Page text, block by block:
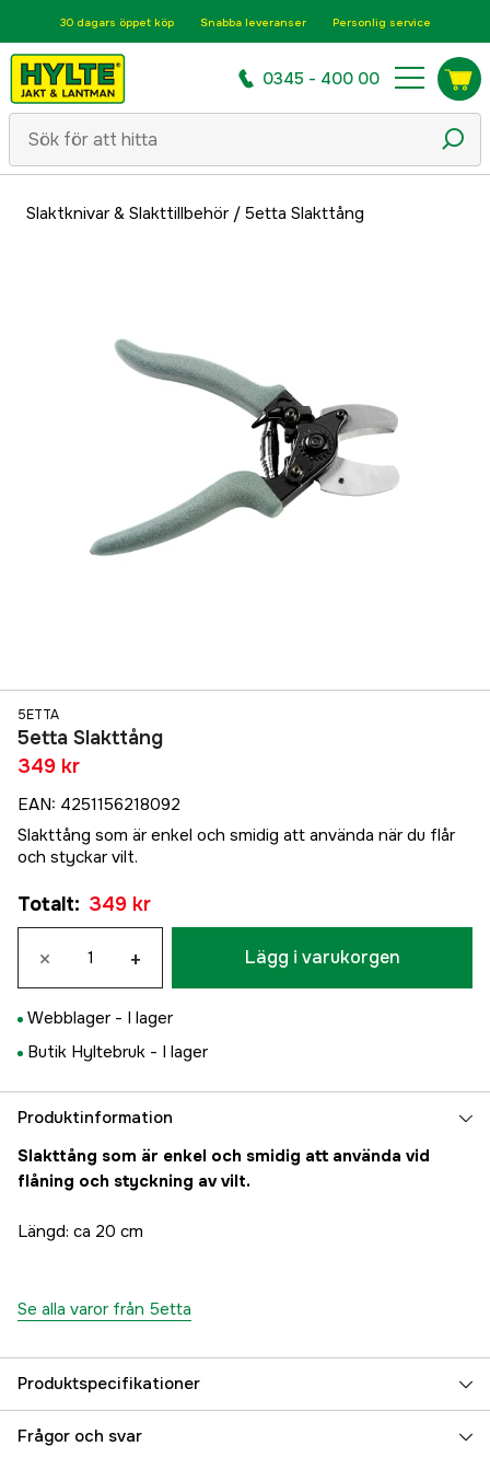
30 dagars öppet köp Snabba leveranser Personlig service
0345 - 400 00
Slaktknivar & Slakttillbehör/ 5etta Slakttång
5ETTA
5etta Slakttång
349 kr
EAN: 4251156218092
Slakttång som är enkel och smidig att använda när du flår
och styckar vilt.
Totalt: 349 kr
× + Lägg i varukorgen
Webblager - I lager
Butik Hyltebruk - I lager
Produktinformation
Slakttång som är enkel och smidig att använda vid
flåning och styckning av vilt.
Längd: ca 20 cm
Se alla varor från 5etta
Produktspecifikationer
Referensnummer 3000049110
Frågor och svar